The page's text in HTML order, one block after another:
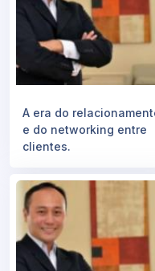
A era do
e do networking entre
clientes.